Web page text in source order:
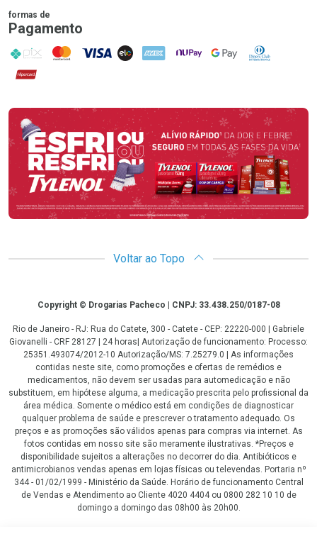
formas de
Pagamento
PIX MasterCard
VISA ELO AMEX NuPay Google PayDiners Club
Hipercard
Promoção em Destaque
Voltar ao Topo
CopyrightCopyright © Drogarias Pacheco | CNPJ: 33.438.250/0187-08
Rio de Janeiro - RJ: Rua do Catete, 300 - Catete - CEP: 22220-000 | Gabriele
Giovanelli - CRF 28127 | 24 horas| Autorização de funcionamento: Processo:
25351.493074/2012-10 Autorização/MS: 7.25279.0 | As informações
contidas neste site, como promoções e ofertas de remédios e
medicamentos, não devem ser usadas para automedicação e não
substituem, em hipótese alguma, a medicação prescrita pelo profissional da
área médica. Somente o médico está em condições de diagnosticar
qualquer problema de saúde e prescrever o tratamento adequado. Os
preços e as promoções são válidos apenas para compras via internet. As
fotos contidas em nosso site são meramente ilustrativas. *Preços e
disponibilidade sujeitos a alterações no decorrer do dia. Antibióticos e
antimicrobianos vendas apenas em lojas físicas ou televendas. Portaria nº
344 - 01/02/1999 - Ministério da Saúde. Horário de funcionamento Central
de Vendas e Atendimento ao Cliente 4020 4404 ou 0800 282 10 10 de
domingo a domingo das 08h00 às 20h00.